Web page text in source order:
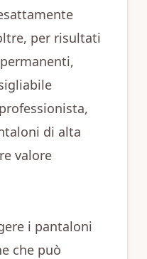
per risultati
di alta
valore
i pantaloni
che può